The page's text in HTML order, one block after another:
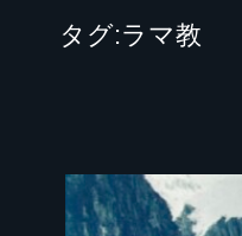
タグ:ラマ教